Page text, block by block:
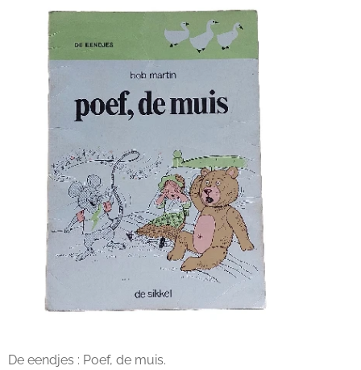
De eendjes : Poef, de muis.